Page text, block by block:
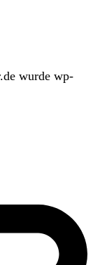
wurde wp-